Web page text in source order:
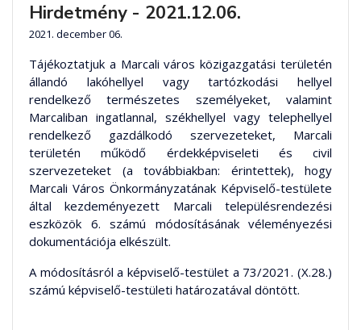
Hirdetmény - 2021.12.06.
2021. december 06.
Tájékoztatjuk a Marcali város közigazgatási területén
állandó lakóhellyel vagy tartózkodási hellyel
rendelkező természetes személyeket, valamint
Marcaliban ingatlannal, székhellyel vagy telephellyel
rendelkező gazdálkodó szervezeteket, Marcali
területén működő érdekképviseleti és civil
szervezeteket (a továbbiakban: érintettek), hogy
Marcali Város Önkormányzatának Képviselő-testülete
által kezdeményezett Marcali településrendezési
eszközök 6. számú módosításának véleményezési
dokumentációja elkészült.
A módosításról a képviselő-testület a 73/2021. (X.28.)
számú képviselő-testületi határozatával döntött.